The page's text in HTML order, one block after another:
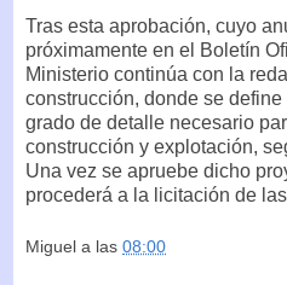
Tras esta aprobación, cuyo
próximamente en el Boletín
Ministerio continúa con la
construcción, donde se
grado de detalle necesario
construcción y explotación,
Una vez se apruebe dicho
procederá a la licitación de
Miguel a las 08:00